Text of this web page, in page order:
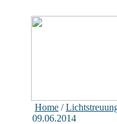
Home /
09.06.2014